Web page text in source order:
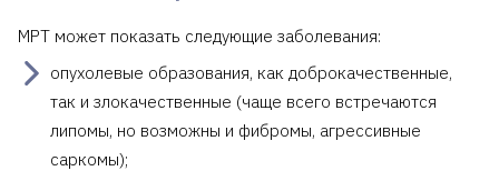
МРТ может показать следующие заболевания:
опухолевые образования, как доброкачественные,
так и злокачественные (чаще всего встречаются
липомы, но возможны и фибромы, агрессивные
саркомы);